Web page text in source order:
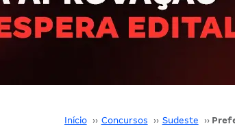
Início ›› Concursos ›› Sudeste ››